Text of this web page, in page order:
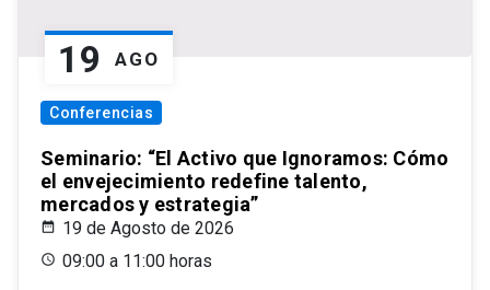
19 AGO
Conferencias
Seminario: “El Activo que Ignoramos: Cómo
el envejecimiento redefine talento,
mercados y estrategia”
19 de Agosto de 2026
09:00 a 11:00 horas